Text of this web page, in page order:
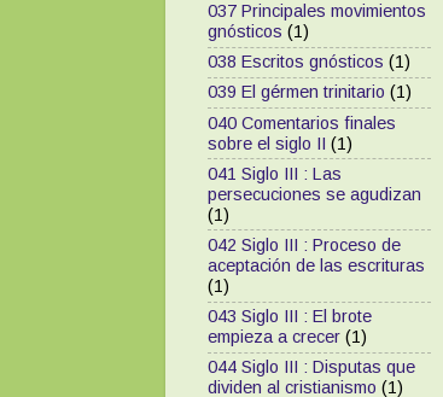
037 Principales movimientos
gnósticos (1)
038 Escritos gnósticos (1)
039 El gérmen trinitario (1)
040 Comentarios finales
sobre el siglo II (1)
041 Siglo III : Las
persecuciones se agudizan
(1)
042 Siglo III : Proceso de
aceptación de las escrituras
(1)
043 Siglo III : El brote
empieza a crecer (1)
044 Siglo III : Disputas que
dividen al cristianismo (1)